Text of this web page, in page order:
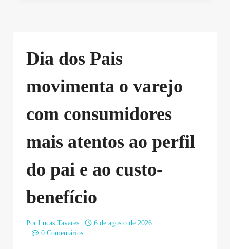
Dia dos Pais
movimenta o varejo
com consumidores
mais atentos ao perfil
do pai e ao custo-
benefício
Por Lucas Tavares
6 de agosto de 2026
0 Comentários